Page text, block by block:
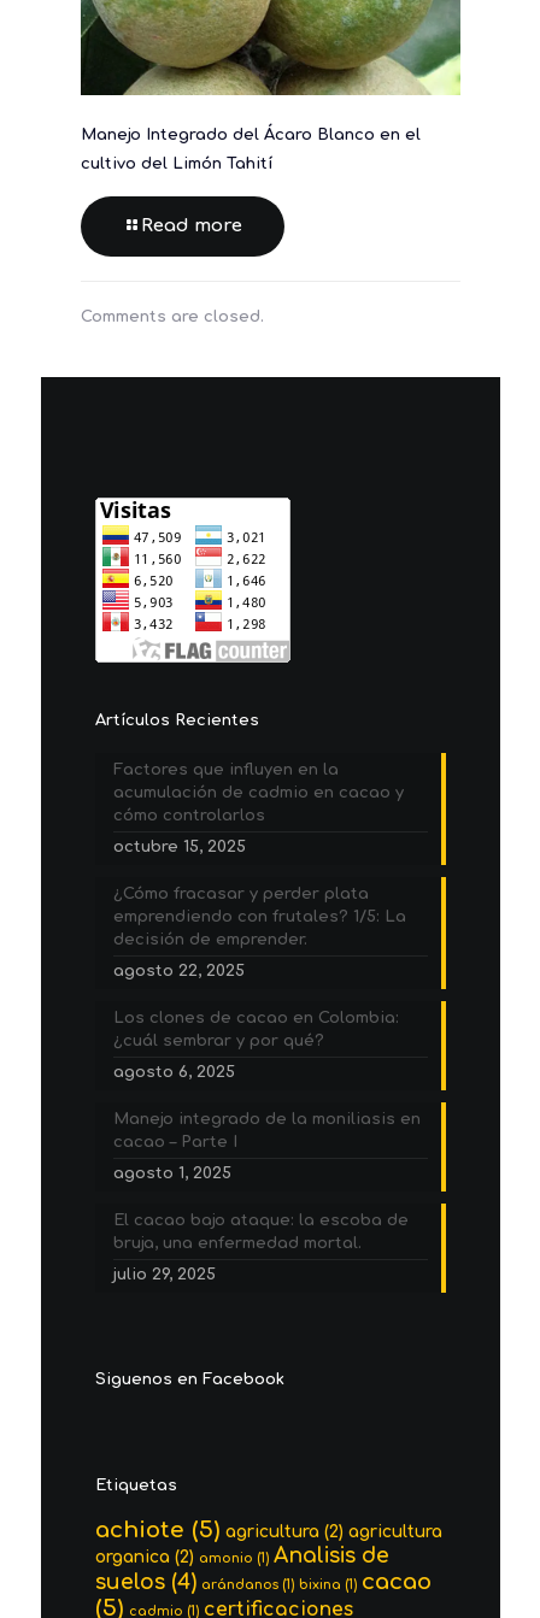
Manejo Integrado del Ácaro Blanco en el
cultivo del Limón Tahití
Read more
Comments are closed.
Artículos Recientes
Factores que influyen en la
acumulación de cadmio en cacao y
cómo controlarlos
octubre 15, 2025
¿Cómo fracasar y perder plata
emprendiendo con frutales? 1/5: La
decisión de emprender.
agosto 22, 2025
Los clones de cacao en Colombia:
¿cuál sembrar y por qué?
agosto 6, 2025
Manejo integrado de la moniliasis en
cacao – Parte I
agosto 1, 2025
El cacao bajo ataque: la escoba de
bruja, una enfermedad mortal.
julio 29, 2025
Siguenos en Facebook
Etiquetas
achiote (5) agricultura (2) agricultura
organica (2) amonio (1) Analisis de
suelos(4) arándanos(1) bixina (1) cacao
(5) cadmio (1) certificaciones